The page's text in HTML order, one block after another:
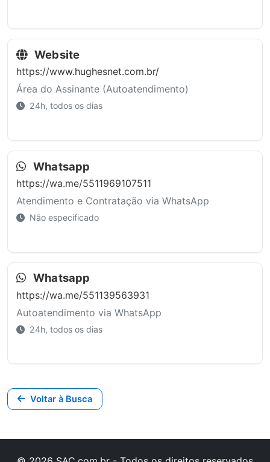
Website
https://www.hughesnet.com.br/
Área do Assinante (Autoatendimento)
24h, todos os dias
Whatsapp
https://wa.me/5511969107511
Atendimento e Contratação via WhatsApp
Não especificado
Whatsapp
https://wa.me/551139563931
Autoatendimento via WhatsApp
24h, todos os dias
Voltar à Busca